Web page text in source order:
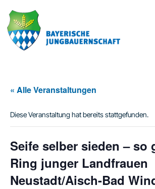
Inhalt
springen
Fußzeile
springen
« Alle Veranstaltungen
Diese Veranstaltung hat bereits stattgefunden.
Seife selber sieden – so
Ring junger Landfrauen
Neustadt/Aisch-Bad